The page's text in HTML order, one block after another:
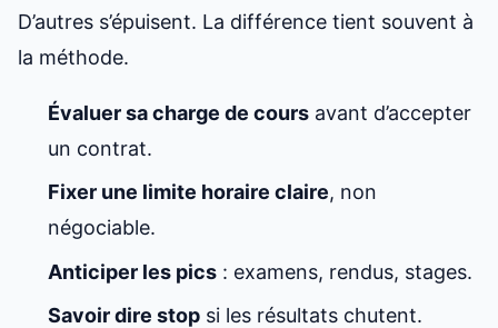
D’autres s’épuisent. La différence tient souvent à
la méthode.
Évaluer sa charge de cours avant d’accepter
un contrat.
Fixer une limite horaire claire, non
négociable.
Anticiper les pics : examens, rendus, stages.
Savoir dire stop si les résultats chutent.